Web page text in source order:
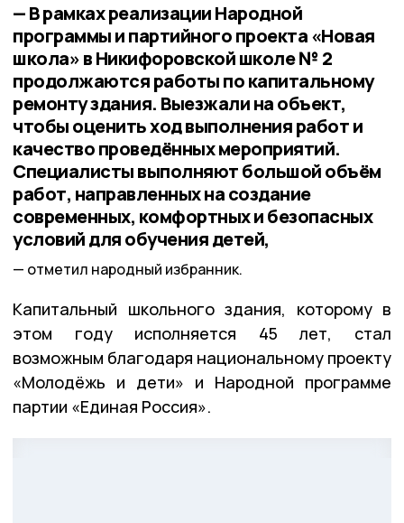
— В рамках реализации Народной
программы и партийного проекта «Новая
школа» в Никифоровской школе № 2
продолжаются работы по капитальному
ремонту здания. Выезжали на объект,
чтобы оценить ход выполнения работ и
качество проведённых мероприятий.
Специалисты выполняют большой объём
работ, направленных на создание
современных, комфортных и безопасных
условий для обучения детей,
отметил народный избранник.
Капитальный школьного здания, которому в
этом году исполняется 45 лет, стал
возможным благодаря национальному проекту
«Молодёжь и дети» и Народной программе
партии «Единая Россия».